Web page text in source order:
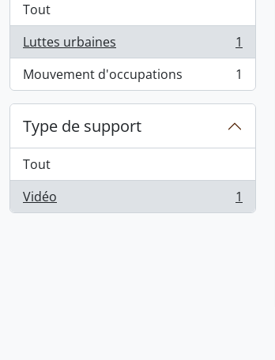
Tout
Luttes urbaines
, 1 résultats
1
Mouvement d'occupations
, 1 résultats 1
Type de support
Tout
Vidéo
, 1 résultats 1